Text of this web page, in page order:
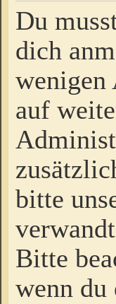
Du
dich
auf
bitte
Bitte
wenn du